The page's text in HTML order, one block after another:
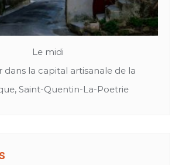
Patrimoine et culture
ou bien chapeaux: Les merveille de
l’artisanat Occitan